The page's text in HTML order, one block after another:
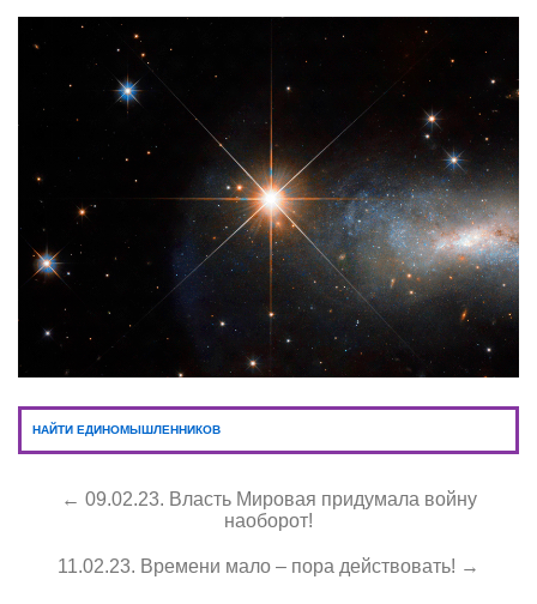
НАЙТИ ЕДИНОМЫШЛЕННИКОВ
← 09.02.23. Власть Мировая придумала войну
наоборот!
11.02.23. Времени мало – пора действовать! →